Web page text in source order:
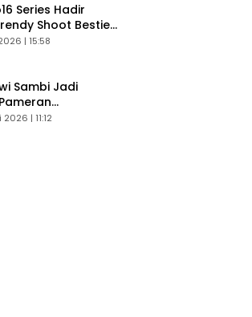
Series Hadir
Shoot Bestie”,
Kreator Makin
| 15:58
Sambi Jadi
Banyak Diminati
| 11:12